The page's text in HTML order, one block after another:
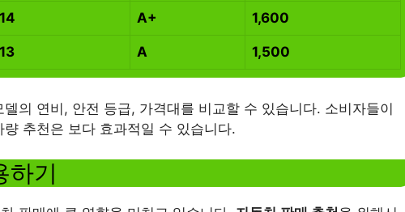
14 A+ 1,600
13 A 1,500
의 연비, 안전 등급, 가격대를 비교할 수 있습니다. 소비자들이
추천은 보다 효과적일 수 있습니다.
하기